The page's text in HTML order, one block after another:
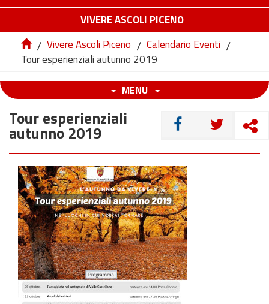
VIVERE ASCOLI PICENO
/ Vivere Ascoli Piceno / Calendario Eventi /
Tour esperienziali autunno 2019
MENU
CONDIVIDI
Tour esperienziali
autunno 2019